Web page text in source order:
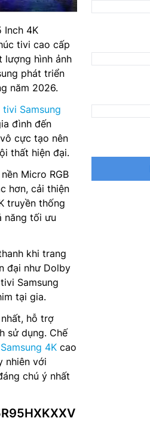
Inch 4K
tivi cao cấp
lượng hình ảnh
phát triển
năm 2026.
Samsung
đình đến
cực tạo nên
thất hiện đại.
Micro RGB
hơn, cải thiện
truyền thống
năng tối ưu
khi trang
đại như Dolby
Samsung
tại gia.
hỗ trợ
sử dụng. Chế
4K cao
nhiên với
chú ý nhất